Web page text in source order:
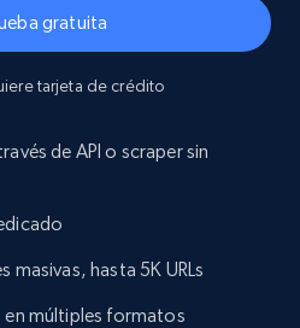
gratuita
tarjeta de crédito
de API o scraper sin
hasta 5K URLs
en múltiples formatos